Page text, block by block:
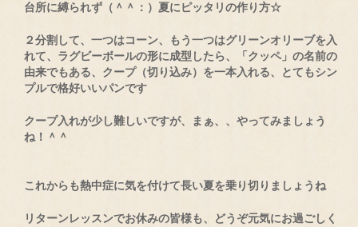
台所に縛られず（＾＾：）夏にピッタリの作り方☆
２分割して、一つはコーン、もう一つはグリーンオリーブを入
れて、ラグビーボールの形に成型したら、「クッペ」の名前の
由来でもある、クープ（切り込み）を一本入れる、とてもシン
プルで格好いいパンです
クープ入れが少し難しいですが、まぁ、、やってみましょう
ね！＾＾
これからも熱中症に気を付けて長い夏を乗り切りましょうね
リターンレッスンでお休みの皆様も、どうぞ元気にお過ごしく